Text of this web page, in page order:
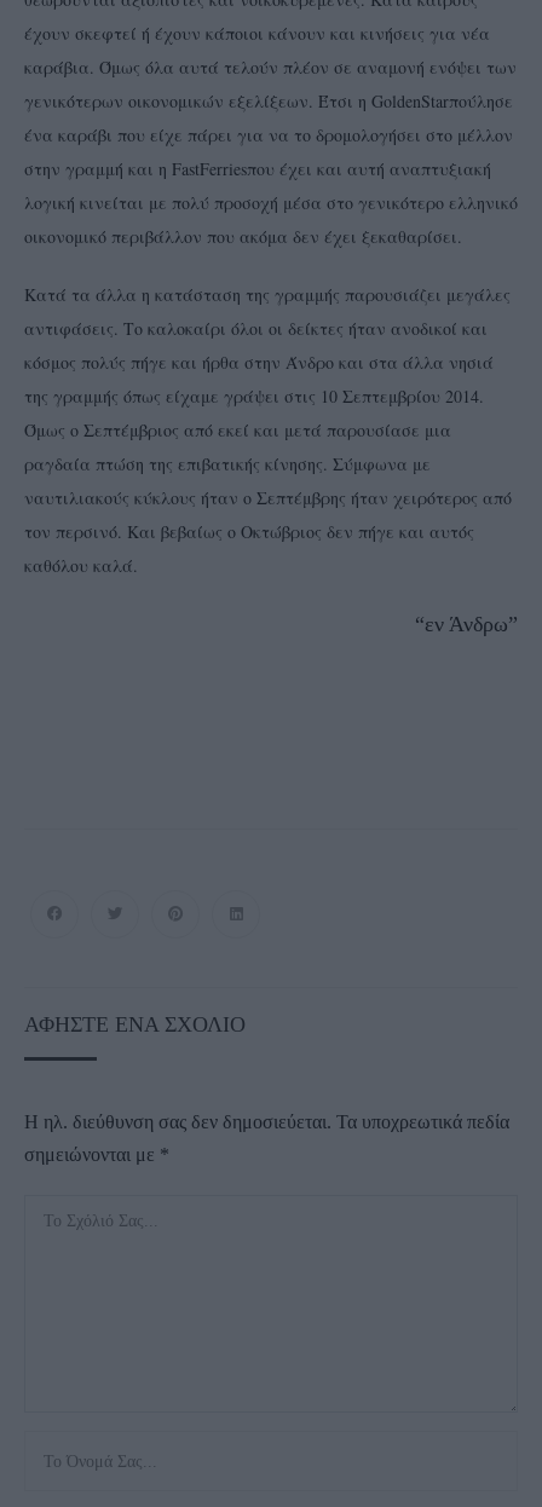
έχουν σκεφτεί ή έχουν κάποιοι κάνουν και κινήσεις για νέα
καράβια. Όμως όλα αυτά τελούν πλέον σε αναμονή ενόψει των
γενικότερων οικονομικών εξελίξεων. Έτσι η GoldenStarπούλησε
ένα καράβι που είχε πάρει για να το δρομολογήσει στο μέλλον
στην γραμμή και η FastFerriesπου έχει και αυτή αναπτυξιακή
λογική κινείται με πολύ προσοχή μέσα στο γενικότερο ελληνικό
οικονομικό περιβάλλον που ακόμα δεν έχει ξεκαθαρίσει.
Κατά τα άλλα η κατάσταση της γραμμής παρουσιάζει μεγάλες
αντιφάσεις. Το καλοκαίρι όλοι οι δείκτες ήταν ανοδικοί και
κόσμος πολύς πήγε και ήρθα στην Άνδρο και στα άλλα νησιά
της γραμμής όπως είχαμε γράψει στις 10 Σεπτεμβρίου 2014.
Όμως ο Σεπτέμβριος από εκεί και μετά παρουσίασε μια
ραγδαία πτώση της επιβατικής κίνησης. Σύμφωνα με
ναυτιλιακούς κύκλους ήταν ο Σεπτέμβρης ήταν χειρότερος από
τον περσινό. Και βεβαίως ο Οκτώβριος δεν πήγε και αυτός
καθόλου καλά.
“εν Άνδρω”
ΑΦΉΣΤΕ ΈΝΑ ΣΧΌΛΙΟ
Η ηλ. διεύθυνση σας δεν δημοσιεύεται. Τα υποχρεωτικά πεδία
σημειώνονται με *